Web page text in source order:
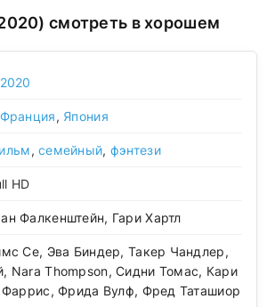
2020
Франция, Япония
,семейный, фэнтези
HD
Фалкенштейн, Гари Хартл
Се, Эва Биндер, Такер Чандлер,
Nara Thompson, Сидни Томас, Кари
Фаррис, Фрида Вулф, Фред Таташиор